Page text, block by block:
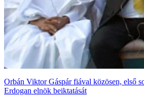
Orbán Viktor Gáspár fiával közösen, első
Erdogan elnök beiktatását